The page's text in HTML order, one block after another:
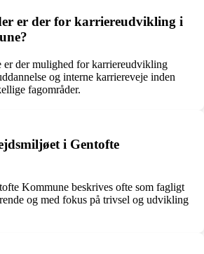
er der for karriereudvikling i
er der mulighed for karriereudvikling
og interne karriereveje inden
fagområder.
i Gentofte
Kommune beskrives ofte som fagligt
og med fokus på trivsel og udvikling